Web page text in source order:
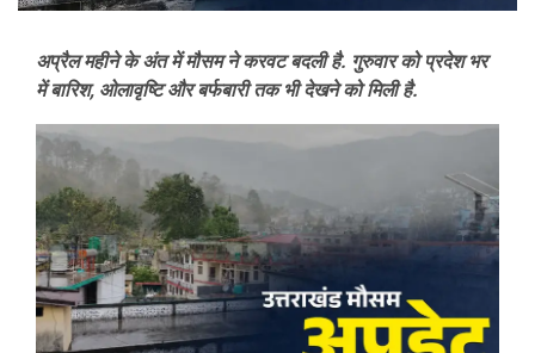
अप्रैल महीने के अंत में मौसम ने करवट बदली है. गुरुवार को प्रदेश भर
में बारिश, ओलावृष्टि और बर्फबारी तक भी देखने को मिली है.